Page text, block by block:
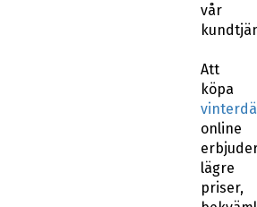
vår
Att
köpa
online
lägre
priser,